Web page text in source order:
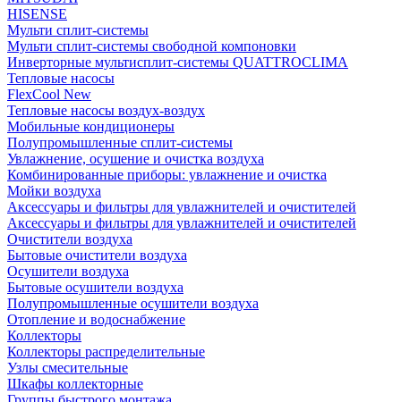
HISENSE
Мульти сплит-системы
Мульти сплит-системы свободной компоновки
Инверторные мультисплит-системы QUATTROCLIMA
Тепловые насосы
FlexCool New
Тепловые насосы воздух-воздух
Мобильные кондиционеры
Полупромышленные сплит-системы
Увлажнение, осушение и очистка воздуха
Комбинированные приборы: увлажнение и очистка
Мойки воздуха
Аксессуары и фильтры для увлажнителей и очистителей
Аксессуары и фильтры для увлажнителей и очистителей
Очистители воздуха
Бытовые очистители воздуха
Осушители воздуха
Бытовые осушители воздуха
Полупромышленные осушители воздуха
Отопление и водоснабжение
Коллекторы
Коллекторы распределительные
Узлы смесительные
Шкафы коллекторные